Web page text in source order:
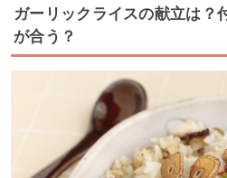
ガーリックライスの献立は？
が合う？